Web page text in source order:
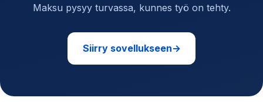
Maksu pysyy turvassa, kunnes työ on tehty.
Siirry sovellukseen→